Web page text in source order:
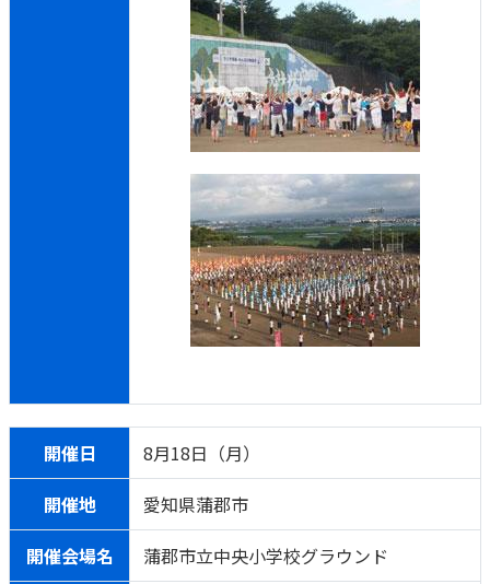
開催日
8月18日（月）
開催地
愛知県蒲郡市
開催会場名
蒲郡市立中央小学校グラウンド